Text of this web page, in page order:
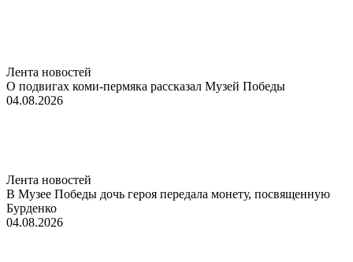
Лента новостей
О подвигах коми-пермяка рассказал Музей Победы
04.08.2026
Лента новостей
В Музее Победы дочь героя передала монету, посвященную
Бурденко
04.08.2026